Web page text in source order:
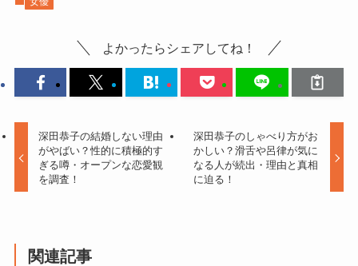
よかったらシェアしてね！
深田恭子の結婚しない理由
がやばい？性的に積極的す
ぎる噂・オープンな恋愛観
を調査！
深田恭子のしゃべり方がお
かしい？滑舌や呂律が気に
なる人が続出・理由と真相
に迫る！
関連記事